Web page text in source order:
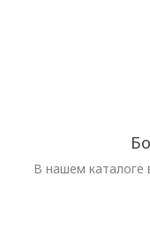
В нашем каталоге